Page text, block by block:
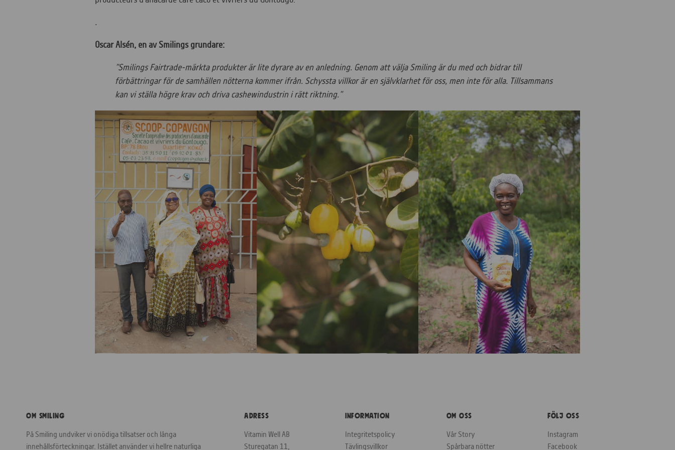
.
Oscar Alsén, en av Smilings grundare:
”Smilings Fairtrade-märkta produkter är lite dyrare av en anledning. Genom att välja Smiling är du med och bidrar till
förbättringar för de samhällen nötterna kommer ifrån. Schyssta villkor är en självklarhet för oss, men inte för alla. Tillsammans
kan vi ställa högre krav och driva cashewindustrin i rätt riktning.”
Om Smiling
På Smiling undviker vi onödiga tillsatser och långa
innehållsförteckningar. Istället använder vi hellre naturliga
Adress
Vitamin Well AB
Sturegatan 11,
Information
Integritetspolicy
Tävlingsvillkor
Om Oss
Vår Story
Spårbara nötter
Följ oss
Instagram
Facebook